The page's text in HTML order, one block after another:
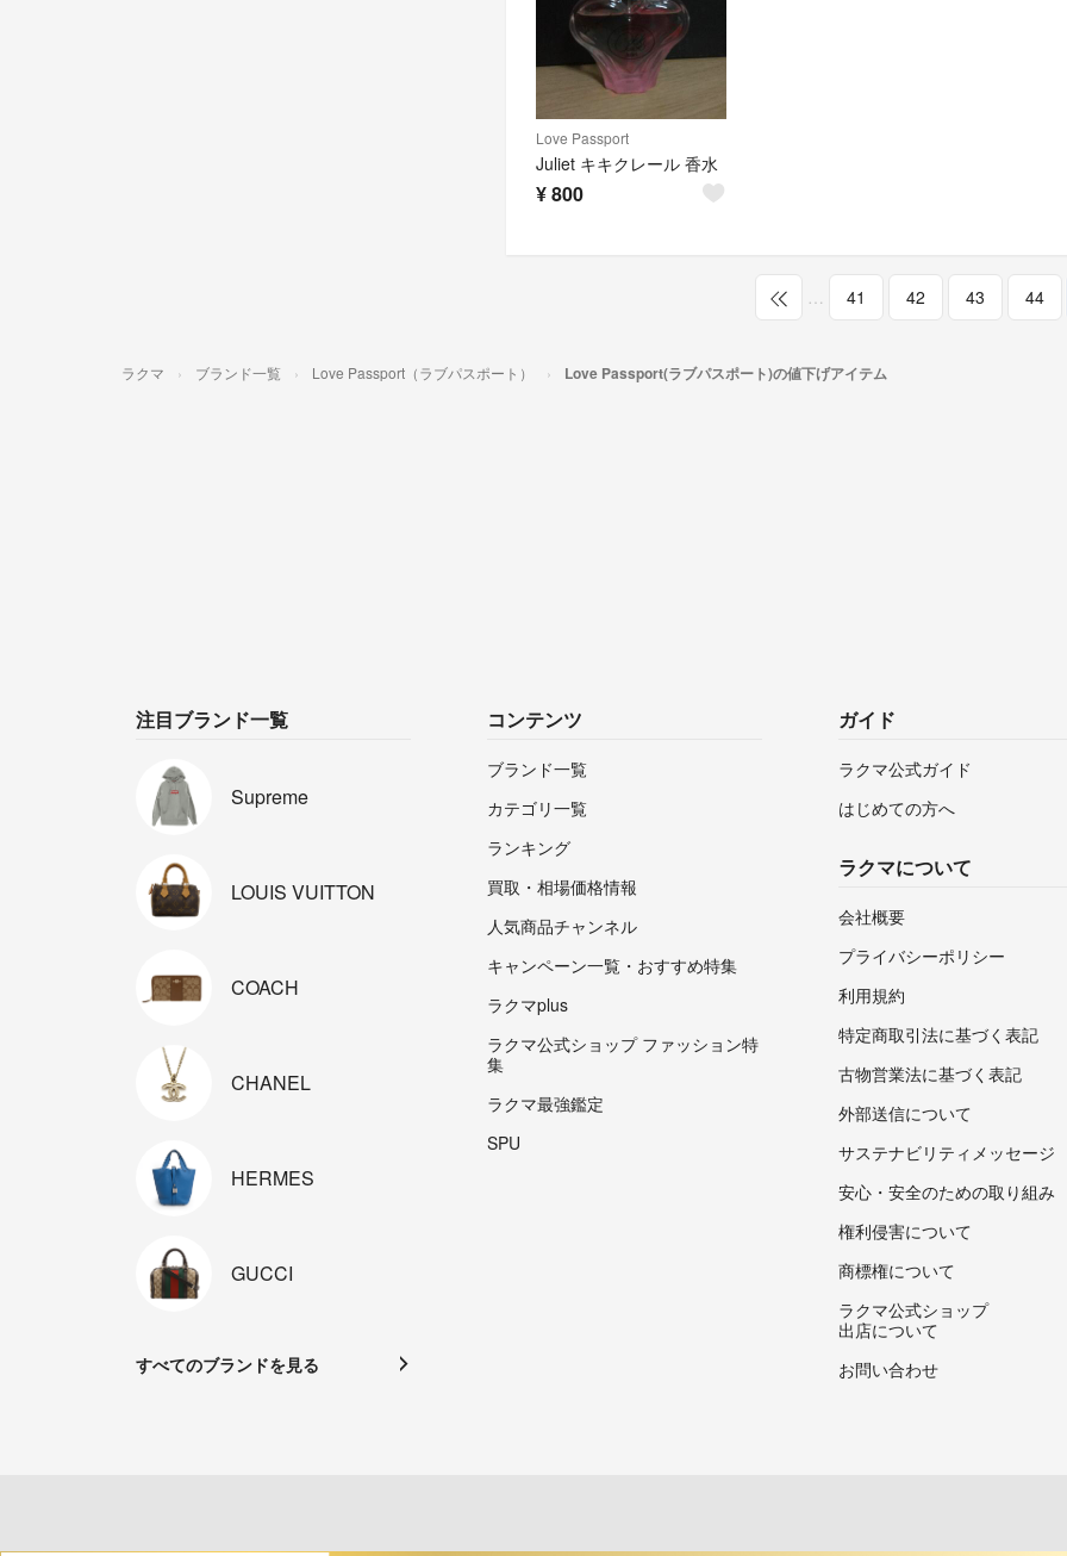
Love Passport
Juliet キキクレール 香水
¥800
41 42 43 44
ラクマ ブランド一覧 Love Passport（ラブパスポート） Love Passport(ラブパスポート)の値下げアイテム
注目ブランド一覧
Supreme
LOUIS VUITTON
COACH
CHANEL
HERMES
GUCCI
すべてのブランドを見る
コンテンツ
ブランド一覧
カテゴリ一覧
ランキング
買取・相場価格情報
人気商品チャンネル
キャンペーン一覧・おすすめ特集
ラクマplus
ラクマ公式ショップ ファッション特
集
ラクマ最強鑑定
SPU
ガイド
ラクマ公式ガイド
はじめての方へ
ラクマについて
会社概要
プライバシーポリシー
利用規約
特定商取引法に基づく表記
古物営業法に基づく表記
外部送信について
サステナビリティメッセージ
安心・安全のための取り組み
権利侵害について
商標権について
ラクマ公式ショップ
出店について
お問い合わせ